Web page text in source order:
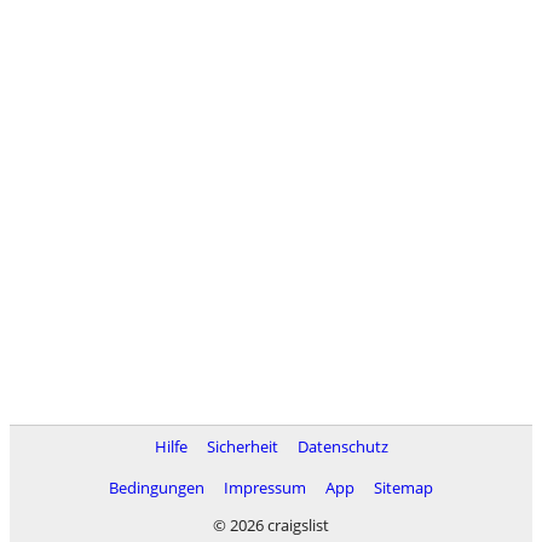
Hilfe Sicherheit
Datenschutz
Bedingungen
Impressum App
Sitemap
© 2026 craigslist